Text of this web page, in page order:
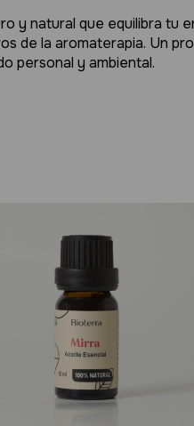
y natural que equilibra tu
de la aromaterapia. Un
personal y ambiental.